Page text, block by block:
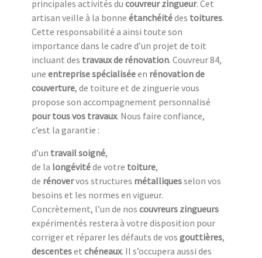
principales activités du couvreur zingueur. Cet
artisan veille à la bonne étanchéitédes toitures.
Cette responsabilité a ainsi toute son
importance dans le cadre d’un projet de toit
incluant des travaux de rénovation. Couvreur 84,
une entreprise spécialiséeen rénovation de
couverture, de toiture et de zinguerie vous
propose son accompagnement personnalisé
pour tous vos travaux. Nous faire confiance,
c’est la garantie :
d’un travail soigné,
de la longévitéde votre toiture,
de rénovervos structures métalliquesselon vos
besoins et les normes en vigueur.
Concrètement, l’un de nos couvreurs zingueurs
expérimentés restera à votre disposition pour
corriger et réparer les défauts de vos gouttières,
descenteset chéneaux. Il s’occupera aussi des